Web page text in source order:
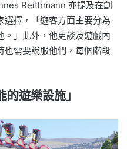
Reithmann 亦提及在創
選擇，「遊客方面主要分為
。」此外，他更談及遊戲內
也需要說服他們，每個階段
的遊樂設施」